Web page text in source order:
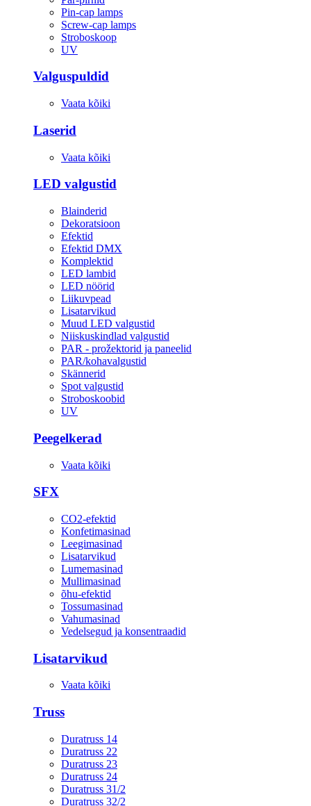
Pin-cap lamps
Screw-cap lamps
Stroboskoop
UV
Valguspuldid
Vaata kõiki
Laserid
Vaata kõiki
LED valgustid
Blainderid
Dekoratsioon
Efektid
Efektid DMX
Komplektid
LED lambid
LED nöörid
Liikuvpead
Lisatarvikud
Muud LED valgustid
Niiskuskindlad valgustid
PAR - prožektorid ja paneelid
PAR/kohavalgustid
Skännerid
Spot valgustid
Stroboskoobid
UV
Peegelkerad
Vaata kõiki
SFX
CO2-efektid
Konfetimasinad
Leegimasinad
Lisatarvikud
Lumemasinad
Mullimasinad
õhu-efektid
Tossumasinad
Vahumasinad
Vedelsegud ja konsentraadid
Lisatarvikud
Vaata kõiki
Truss
Duratruss 14
Duratruss 22
Duratruss 23
Duratruss 24
Duratruss 31/2
Duratruss 32/2